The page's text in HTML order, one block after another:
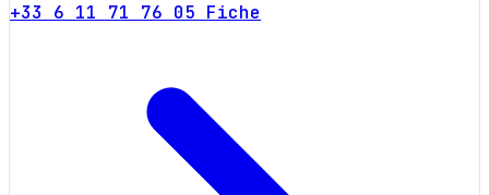
+33 6 11 71 76 05 Fiche